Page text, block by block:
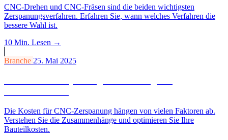
CNC-Drehen und CNC-Fräsen sind die beiden wichtigsten
Zerspanungsverfahren. Erfahren Sie, wann welches Verfahren die
bessere Wahl ist.
10 Min. Lesen →
Branche 25. Mai 2025
Die Kosten für CNC-Zerspanung hängen von vielen Faktoren ab.
Verstehen Sie die Zusammenhänge und optimieren Sie Ihre
Bauteilkosten.